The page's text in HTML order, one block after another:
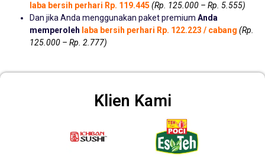
laba bersih perhari Rp. 119.445 (Rp. 125.000 – Rp. 5.555)
Dan jika Anda menggunakan paket premium Anda
memperoleh laba bersih perhari Rp. 122.223 / cabang (Rp.
125.000 – Rp. 2.777)
Klien Kami